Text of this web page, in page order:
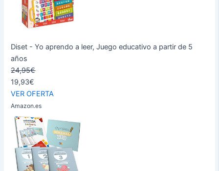
Diset - Yo aprendo a leer, Juego educativo a partir de 5
años
24,95€
19,93€
VER OFERTA
Amazon.es